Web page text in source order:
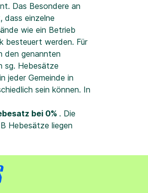
Das Besondere an
dass einzelne
wie ein Betrieb
besteuert werden. Für
den genannten
sg. Hebesätze
jeder Gemeinde in
sein können. In
bei 0% . Die
Hebesätze liegen